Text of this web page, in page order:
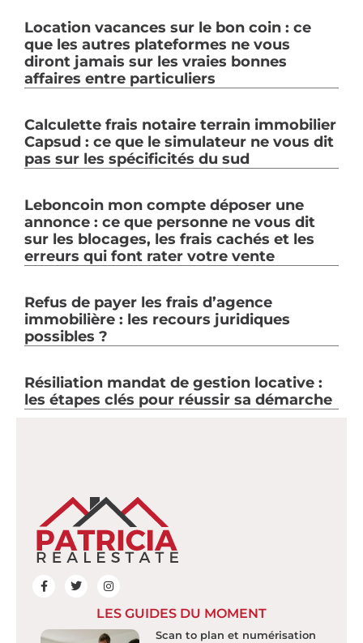
Location vacances sur le bon coin : ce
que les autres plateformes ne vous
diront jamais sur les vraies bonnes
affaires entre particuliers
Calculette frais notaire terrain immobilier
Capsud : ce que le simulateur ne vous dit
pas sur les spécificités du sud
Leboncoin mon compte déposer une
annonce : ce que personne ne vous dit
sur les blocages, les frais cachés et les
erreurs qui font rater votre vente
Refus de payer les frais d’agence
immobilière : les recours juridiques
possibles ?
Résiliation mandat de gestion locative :
les étapes clés pour réussir sa démarche
LES GUIDES DU MOMENT
Scan to plan et numérisation